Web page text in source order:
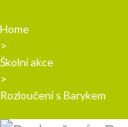
Home
>
Školní akce
>
Rozloučení s Barykem